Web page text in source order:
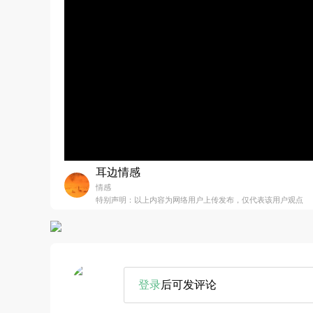
耳边情感
情感
特别声明：以上内容为网络用户上传发布，仅代表该用户观点
登录后可发评论